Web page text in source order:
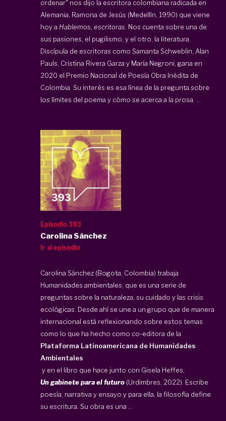
ordenar" nos dijo la escritora colombiana radicada en
Alemania, Ramona de Jesús (Medellín, 1990) que viene
hoy a Hablemos, escritoras. Nos cuenta sobre una de
sus pasiones, el pugilismo, y el otro, la literatura.
Discípula de escritoras como Samanta Schweblin, Alan
Pauls, Cristina Rivera Garza y María Negroni, gana en
2020 el Premio Nacional de Poesía Obra Inédita de
Colombia. Su interés es esa línea de la pregunta sobre
los límites del poema y cómo se acerca a la prosa. ...
Episodio 393
Carolina Sánchez
Ir al episodio
Carolina Sánchez (Bogota, Colombia) trabaja
Humanidades ambientales, que es una serie de
preguntas sobre la naturaleza, su cuidado y las crisis
ecológicas. Desde ahí se une a un grupo que de manera
internacional está reflexionando sobre estos temas
como lo que ha hecho como co-editora de la
Plataforma Latinoamericana de Humanidades
Ambientales
y en el libro que hace junto con Gisela Heffes,
Un gabinete para el futuro (Urdimbres, 2022). Escribe
poesía, narrativa y ensayo y para ella, la filosofía define
su escritura. Su obra es una ...